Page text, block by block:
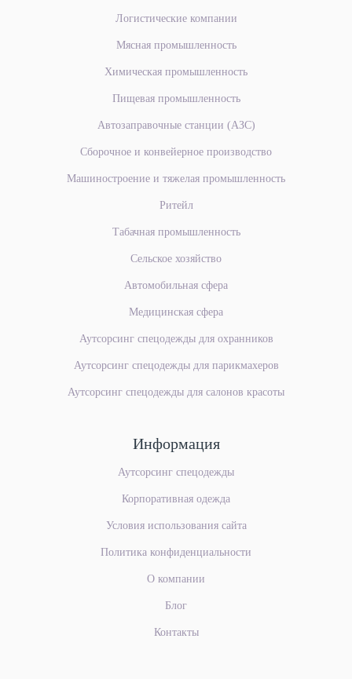
Логистические компании
Мясная промышленность
Химическая промышленность
Пищевая промышленность
Автозаправочные станции (АЗС)
Сборочное и конвейерное производство
Машиностроение и тяжелая промышленность
Ритейл
Табачная промышленность
Сельское хозяйство
Автомобильная сфера
Медицинская сфера
Аутсорсинг спецодежды для охранников
Аутсорсинг спецодежды для парикмахеров
Аутсорсинг спецодежды для салонов красоты
Информация
Аутсорсинг спецодежды
Корпоративная одежда
Условия использования сайта
Политика конфиденциальности
О компании
Блог
Контакты